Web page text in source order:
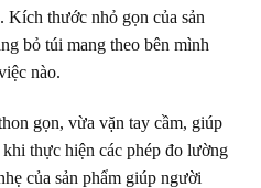
thước nhỏ gọn của sản
bỏ túi mang theo bên mình
nào.
gọn, vừa vặn tay cầm, giúp
thực hiện các phép đo lường
của sản phẩm giúp người